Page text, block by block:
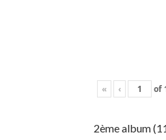
« ‹ of
2ème album